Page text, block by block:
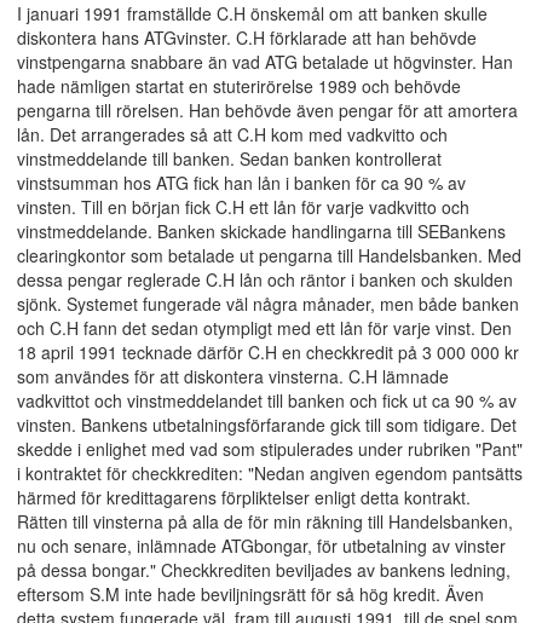
I januari 1991 framställde C.H önskemål om att banken skulle
diskontera hans ATGvinster. C.H förklarade att han behövde
vinstpengarna snabbare än vad ATG betalade ut högvinster. Han
hade nämligen startat en stuterirörelse 1989 och behövde
pengarna till rörelsen. Han behövde även pengar för att amortera
lån. Det arrangerades så att C.H kom med vadkvitto och
vinstmeddelande till banken. Sedan banken kontrollerat
vinstsumman hos ATG fick han lån i banken för ca 90 % av
vinsten. Till en början fick C.H ett lån för varje vadkvitto och
vinstmeddelande. Banken skickade handlingarna till SEBankens
clearingkontor som betalade ut pengarna till Handelsbanken. Med
dessa pengar reglerade C.H lån och räntor i banken och skulden
sjönk. Systemet fungerade väl några månader, men både banken
och C.H fann det sedan otympligt med ett lån för varje vinst. Den
18 april 1991 tecknade därför C.H en checkkredit på 3 000 000 kr
som användes för att diskontera vinsterna. C.H lämnade
vadkvittot och vinstmeddelandet till banken och fick ut ca 90 % av
vinsten. Bankens utbetalningsförfarande gick till som tidigare. Det
skedde i enlighet med vad som stipulerades under rubriken "Pant"
i kontraktet för checkkrediten: "Nedan angiven egendom pantsätts
härmed för kredittagarens förpliktelser enligt detta kontrakt.
Rätten till vinsterna på alla de för min räkning till Handelsbanken,
nu och senare, inlämnade ATGbongar, för utbetalning av vinster
på dessa bongar." Checkkrediten beviljades av bankens ledning,
eftersom S.M inte hade beviljningsrätt för så hög kredit. Även
detta system fungerade väl, fram till augusti 1991, till de spel som